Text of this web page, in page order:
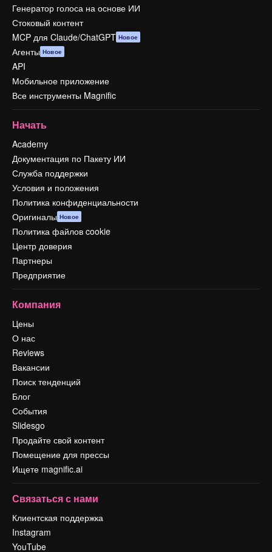
Генератор голоса на основе ИИ
Стоковый контент
MCP для Claude/ChatGPT Новое
Агенты Новое
API
Мобильное приложение
Все инструменты Magnific
Начать
Academy
Документация по Пакету ИИ
Служба поддержки
Условия и положения
Политика конфиденциальности
Оригиналы Новое
Политика файлов cookie
Центр доверия
Партнеры
Предприятие
Компания
Цены
О нас
Reviews
Вакансии
Поиск тенденций
Блог
События
Slidesgo
Продайте свой контент
Помещение для прессы
Ищете magnific.ai
Связаться с нами
Клиентская поддержка
Instagram
YouTube